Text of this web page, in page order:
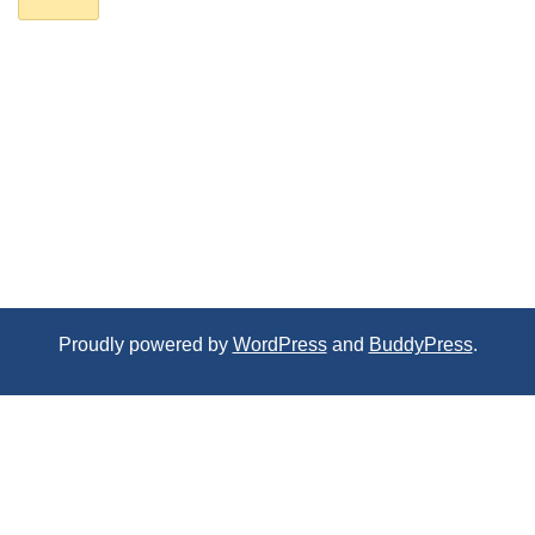
Proudly powered by WordPressand BuddyPress.